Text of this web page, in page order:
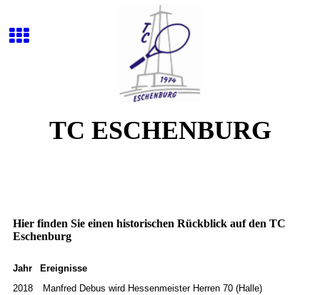
TC ESCHENBURG
Hier finden Sie einen historischen Rückblick auf den TC
Eschenburg
Jahr
Ereignisse
2018
Manfred Debus wird Hessenmeister Herren 70 (Halle)